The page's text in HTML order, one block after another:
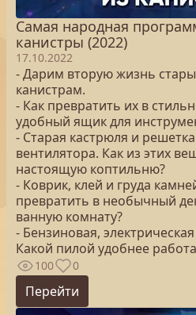
Самая народная
канистры (2022)
17.10.2022
- Дарим вторую жизнь
канистрам.
- Как превратить их в
удобный ящик для
- Старая кастрюля и
вентилятора. Как из этих
настоящую коптильню?
- Коврик, клей и груда
превратить в необычный
ванную комнату?
- Бензиновая,
Какой пилой удобнее
100 0
Перейти